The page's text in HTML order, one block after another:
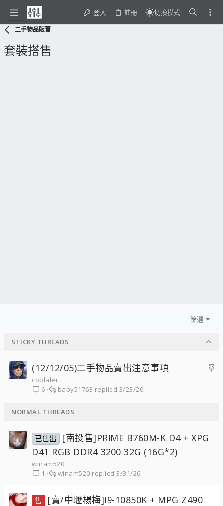
登入 註冊 切換模式
二手物品販賣
套裝搭售
篩選
STICKY THREADS
主
(12/12/05)二手物品賣出注意事項
coolaler
6
3/23/20
baby51763
NORMAL THREADS
已售出
[南投售]PRIME B760M-K D4 + XPG
D41 RGB DDR4 3200 32G (16G*2)
winam520
1
3/31/26
winam520
售
[賣/中壢楊梅]i9-10850K + MPG Z490